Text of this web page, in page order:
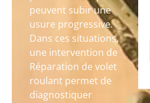
peuvent subir une
usure progressive.
Dans ces situations,
une intervention de
Réparation de volet
roulant permet de
diagnostiquer